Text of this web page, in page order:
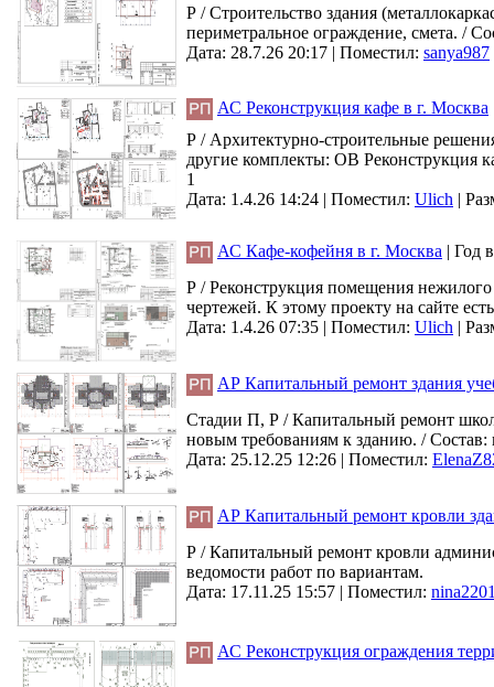
Р / Строительство здания
периметральное ограждение, смета. /
Дата: 28.7.26 20:17 | Поместил: sanya987
АС Реконструкция кафе в г. Москва
Р / Архитектурно-строительные
другие комплекты: ОВ Реконструкция
1
Дата: 1.4.26 14:24 | Поместил: Ulich |
АС Кафе-кофейня в г. Москва | Год
Р / Реконструкция помещения
чертежей. К этому проекту на сайте
Дата: 1.4.26 07:35 | Поместил: Ulich |
АР Капитальный ремонт здания
Стадии П, Р / Капитальный ремонт
новым требованиям к зданию. / Состав:
Дата: 25.12.25 12:26 | Поместил:
АР Капитальный ремонт кровли
Р / Капитальный ремонт кровли
ведомости работ по вариантам.
Дата: 17.11.25 15:57 | Поместил:
АС Реконструкция ограждения